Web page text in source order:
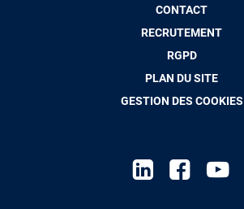
CONTACT
RECRUTEMENT
RGPD
PLAN DU SITE
GESTION DES COOKIES